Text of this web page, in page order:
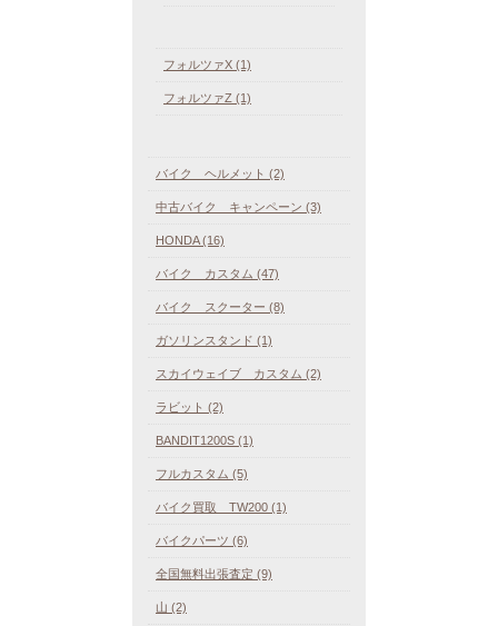
フォルツァX (1)
フォルツァZ (1)
バイク ヘルメット (2)
中古バイク キャンペーン (3)
HONDA (16)
バイク カスタム (47)
バイク スクーター (8)
ガソリンスタンド (1)
スカイウェイブ カスタム (2)
ラビット (2)
BANDIT1200S (1)
フルカスタム (5)
バイク買取 TW200 (1)
バイクパーツ (6)
全国無料出張査定 (9)
山 (2)